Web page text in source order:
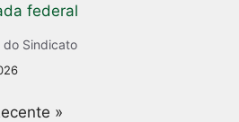
federal
do Sindicato
»